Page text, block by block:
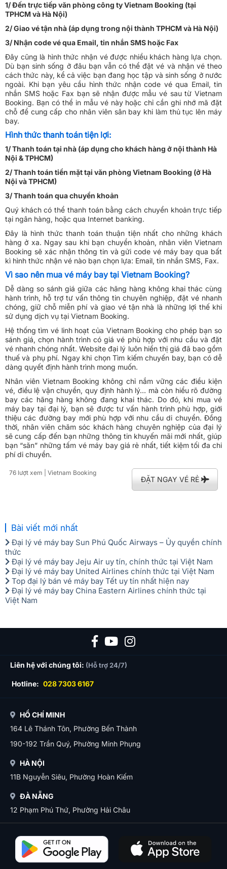
1/ Đến trực tiếp văn phòng công ty Vietnam Booking (tại
TPHCM và Hà Nội)
2/ Giao vé tận nhà (áp dụng trong nội thành TPHCM và Hà Nội)
3/ Nhận code vé qua Email, tin nhắn SMS hoặc Fax
Đây cũng là hình thức nhận vé được nhiều khách hàng lựa chọn.
Dù bạn sinh sống ở đâu bạn vẫn có thể đặt vé và nhận vé theo
cách thức này, kể cả việc bạn đang học tập và sinh sống ở nước
ngoài. Khi bạn yêu cầu hình thức nhận code vé qua Email, tin
nhắn SMS hoặc Fax bạn sẽ nhận được mẫu vé sau từ Vietnam
Booking. Bạn có thể in mẫu vé này hoặc chỉ cần ghi nhớ mã đặt
chỗ để cung cấp cho nhân viên sân bay khi làm thủ tục lên máy
bay.
Hình thức thanh toán tiện lợi:
1/ Thanh toán tại nhà (áp dụng cho khách hàng ở nội thành Hà
Nội & TPHCM)
2/ Thanh toán tiền mặt tại văn phòng Vietnam Booking (ở Hà
Nội và TPHCM)
3/ Thanh toán qua chuyển khoản
Quý khách có thể thanh toán bằng cách chuyển khoản trực tiếp
tại ngân hàng, hoặc qua Internet banking.
Đây là hình thức thanh toán thuận tiện nhất cho những khách
hàng ở xa. Ngay sau khi bạn chuyển khoản, nhân viên Vietnam
Booking sẽ xác nhận thông tin và gửi code vé máy bay qua bất
kì hình thức nhận vé nào bạn chọn lựa: Email, tin nhắn SMS, Fax.
Vì sao nên mua vé máy bay tại Vietnam Booking?
Dễ dàng so sánh giá giữa các hãng hàng không khai thác cùng
hành trình, hỗ trợ tư vấn thông tin chuyên nghiệp, đặt vé nhanh
chóng, giữ chỗ miễn phí và giao vé tận nhà là những lợi thế khi
sử dụng dịch vụ tại Vietnam Booking.
Hệ thống tìm vé linh hoạt của Vietnam Booking cho phép bạn so
sánh giá, chọn hành trình có giá vé phù hợp với nhu cầu và đặt
vé nhanh chóng nhất. Website đại lý luôn hiển thị giá đã bao gồm
thuế và phụ phí. Ngay khi chọn Tìm kiếm chuyến bay, bạn có dễ
dàng quyết định hành trình mong muốn.
Nhân viên Vietnam Booking không chỉ nắm vững các điều kiện
vé, điều lệ vận chuyển, quy định hành lý… mà còn hiểu rõ đường
bay các hãng hàng không đang khai thác. Do đó, khi mua vé
máy bay tại đại lý, bạn sẽ được tư vấn hành trình phù hợp, giới
thiệu các đường bay mới phù hợp với nhu cầu di chuyển. Đồng
thời, nhân viên chăm sóc khách hàng chuyên nghiệp của đại lý
sẽ cung cấp đến bạn những thông tin khuyến mãi mới nhất, giúp
bạn “săn” những tấm vé máy bay giá rẻ nhất, tiết kiệm tối đa chi
phí di chuyển.
76 lượt xem | Vietnam Booking
ĐẶT NGAY VÉ RẺ
Bài viết mới nhất
Đại lý vé máy bay Sun Phú Quốc Airways – Ủy quyền chính
thức
Đại lý vé máy bay Jeju Air uy tín, chính thức tại Việt Nam
Đại lý vé máy bay United Airlines chính thức tại Việt Nam
Top đại lý bán vé máy bay Tết uy tín nhất hiện nay
Đại lý vé máy bay China Eastern Airlines chính thức tại
Việt Nam
Liên hệ với chúng tôi: (Hỗ trợ 24/7)
Hotline: 028 7303 6167
HỒ CHÍ MINH
164 Lê Thánh Tôn, Phường Bến Thành
190-192 Trần Quý, Phường Minh Phụng
HÀ NỘI
11B Nguyễn Siêu, Phường Hoàn Kiếm
ĐÀ NẴNG
12 Phạm Phú Thứ, Phường Hải Châu